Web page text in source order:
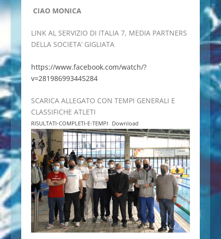
CIAO MONICA
LINK AL SERVIZIO DI ITALIA 7, MEDIA PARTNERS
DELLA SOCIETA’ GIGLIATA
https://www.facebook.com/watch/?
v=281986993445284
SCARICA ALLEGATO CON TEMPI GENERALI E
CLASSIFICHE ATLETI
RISULTATI-COMPLETI-E-TEMPI Download